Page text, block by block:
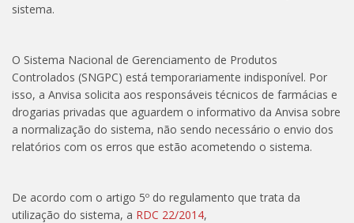
sistema.
O Sistema Nacional de Gerenciamento de Produtos
Controlados (SNGPC) está temporariamente indisponível. Por
isso, a Anvisa solicita aos responsáveis técnicos de farmácias e
drogarias privadas que aguardem o informativo da Anvisa sobre
a normalização do sistema, não sendo necessário o envio dos
relatórios com os erros que estão acometendo o sistema.
De acordo com o artigo 5º do regulamento que trata da
utilização do sistema, a RDC 22/2014,